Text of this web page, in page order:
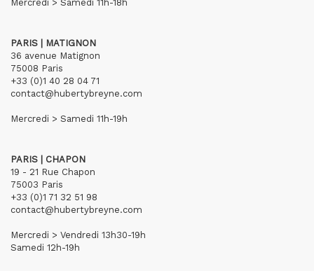
Mercredi > Samedi 11h-18h
PARIS | MATIGNON
36 avenue Matignon
75008 Paris
+33 (0)1 40 28 04 71
contact@hubertybreyne.com
Mercredi > Samedi 11h-19h
PARIS | CHAPON
19 - 21 Rue Chapon
75003 Paris
+33 (0)1 71 32 51 98
contact@hubertybreyne.com
Mercredi > Vendredi 13h30-19h
Samedi 12h-19h